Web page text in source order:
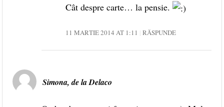
Cât despre carte… la pensie.
11 MARTIE 2014 AT 1:11 RĂSPUNDE
Simona, de la Delaco